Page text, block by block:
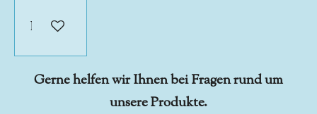
In den Warenkorb
Gerne helfen wir Ihnen bei Fragen rund um
unsere Produkte.